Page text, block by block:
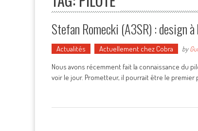
Stefan Romecki (A3SR) : design
Actualités Actuellement chez Cobra by
Nous avons récemment fait la connaissance du
voir le jour. Prometteur, il pourrait être le premier